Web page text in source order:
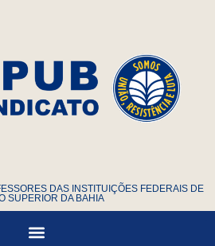
DAS INSTITUIÇÕES FEDERAIS DE
SUPERIOR DA BAHIA